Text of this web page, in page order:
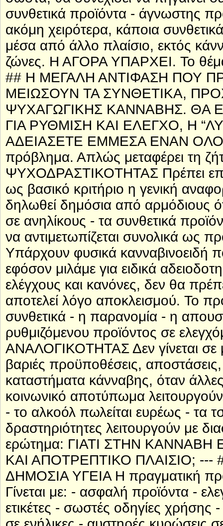
συνθετικά προϊόντα - άγνωστης
ακόμη χειρότερα, κάποια
μέσα από άλλο πλαίσιο, εκτός
ζώνες. Η ΑΓΟΡΑ ΥΠΑΡΧΕΙ. Το θέμα
## Η ΜΕΓΑΛΗ ΑΝΤΙΦΑΣΗ ΠΟΥ
ΜΕΙΩΣΟΥΝ ΤΑ ΣΥΝΘΕΤΙΚΑ,
ΨΥΧΑΓΩΓΙΚΗΣ ΚΑΝΝΑΒΗΣ. ΘΑ
ΓΙΑ ΡΥΘΜΙΣΗ ΚΑΙ ΕΛΕΓΧΟ, Η
ΑΔΕΙΑΣΕΤΕ ΕΜΜΕΣΑ ΕΝΑΝ
πρόβλημα. Απλώς μεταφέρει τη
ΨΥΧΟΔΡΑΣΤΙΚΟΤΗΤΑΣ Πρέπει
ως βασικό κριτήριο η γενική
δηλωθεί δημόσια από αρμόδιους
σε ανηλίκους - τα συνθετικά
να αντιμετωπίζεται συνολικά ως
Υπάρχουν φυσικά κανναβινοειδή
εφόσον μιλάμε για ειδικά
ελέγχους και κανόνες, δεν θα
αποτελεί λόγο αποκλεισμού. Το
συνθετικά - η παρανομία - η
ρυθμιζόμενου προϊόντος σε
ΑΝΑΛΟΓΙΚΟΤΗΤΑΣ Δεν γίνεται σε
βαριές προϋποθέσεις,
καταστήματα κάνναβης, όταν
κοινωνικό αποτύπωμα
- το αλκοόλ πωλείται ευρέως - τα
δραστηριότητες λειτουργούν με
ερώτημα: ΓΙΑΤΙ ΣΤΗΝ
ΚΑΙ ΑΠΟΤΡΕΠΤΙΚΟ ΠΛΑΙΣΙΟ;
ΔΗΜΟΣΙΑ ΥΓΕΙΑ Η πραγματική
Γίνεται με: - ασφαλή προϊόντα -
ετικέτες - σωστές οδηγίες